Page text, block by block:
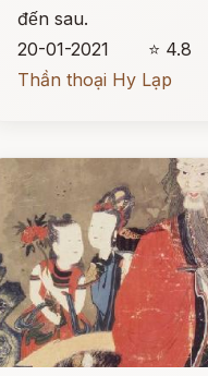
đến sau.
20-01-2021
⭐ 4.8
Thần thoại Hy Lạp